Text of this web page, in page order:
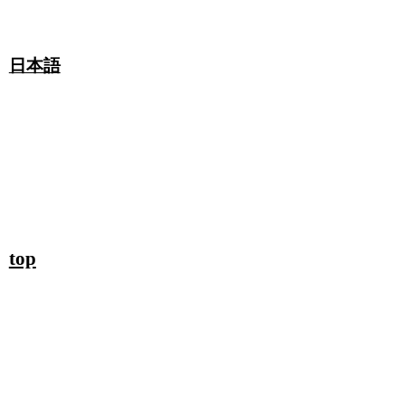
日本語
top